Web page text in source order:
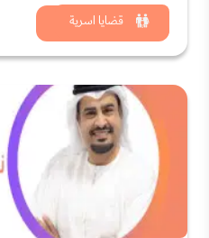
قضايا اسرية
شاهد الان